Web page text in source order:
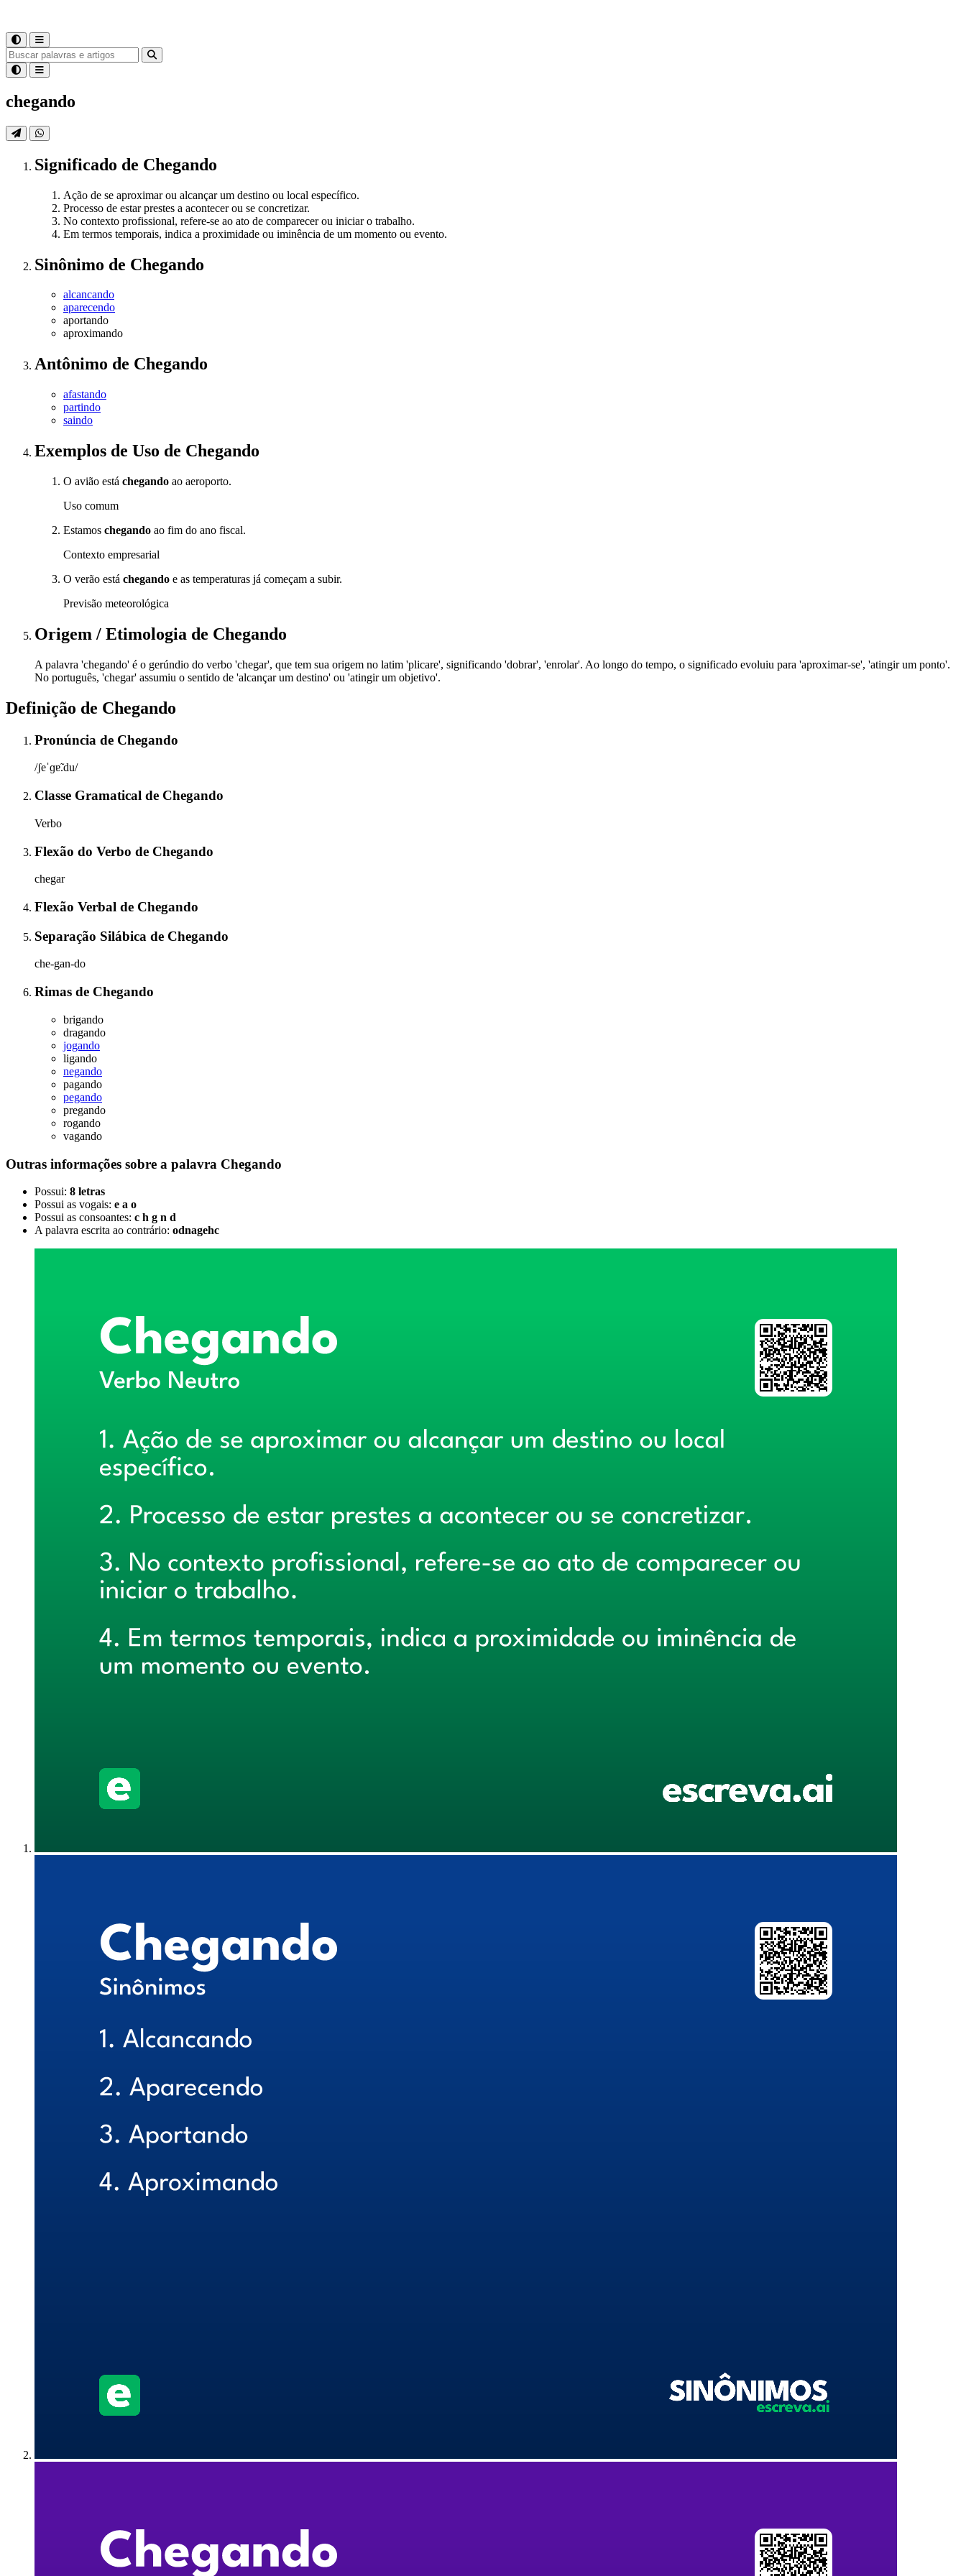
chegando
Significado de Chegando
Ação de se aproximar ou alcançar um destino ou local específico.
Processo de estar prestes a acontecer ou se concretizar.
No contexto profissional, refere-se ao ato de comparecer ou iniciar o trabalho.
Em termos temporais, indica a proximidade ou iminência de um momento ou evento.
Sinônimo de Chegando
alcancando
aparecendo
aportando
aproximando
Antônimo de Chegando
afastando
partindo
saindo
Exemplos de Uso de Chegando
O avião está chegando ao aeroporto.
Uso comum
Estamos chegando ao fim do ano fiscal.
Contexto empresarial
O verão está chegando e as temperaturas já começam a subir.
Previsão meteorológica
Origem / Etimologia de Chegando
A palavra 'chegando' é o gerúndio do verbo 'chegar', que tem sua origem no latim 'plicare', significando 'dobrar', 'enrolar'. Ao longo do tempo, o significado evoluiu para 'aproximar-se', 'atingir um ponto'.
No português, 'chegar' assumiu o sentido de 'alcançar um destino' ou 'atingir um objetivo'.
Definição de Chegando
Pronúncia de Chegando
/ʃeˈɡɐ̃.du/
Classe Gramatical de Chegando
Verbo
Flexão do Verbo de Chegando
chegar
Flexão Verbal de Chegando
Separação Silábica de Chegando
che-gan-do
Rimas de Chegando
brigando
dragando
jogando
ligando
negando
pagando
pegando
pregando
rogando
vagando
Outras informações sobre a palavra Chegando
Possui: 8 letras
Possui as vogais: e a o
Possui as consoantes: c h g n d
A palavra escrita ao contrário: odnagehc